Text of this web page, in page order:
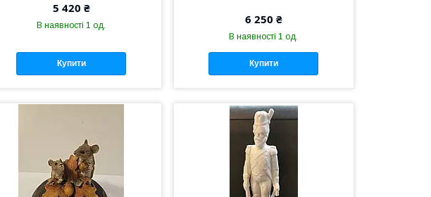
5 420 ₴
В наявності 1 од.
Купити
6 250 ₴
В наявності 1 од.
Купити